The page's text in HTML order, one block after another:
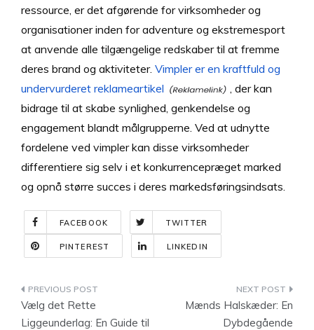
ressource, er det afgørende for virksomheder og
organisationer inden for adventure og ekstremesport
at anvende alle tilgængelige redskaber til at fremme
deres brand og aktiviteter. Vimpler er en kraftfuld og
undervurderet reklameartikel
, der kan
bidrage til at skabe synlighed, genkendelse og
engagement blandt målgrupperne. Ved at udnytte
fordelene ved vimpler kan disse virksomheder
differentiere sig selv i et konkurrencepræget marked
og opnå større succes i deres markedsføringsindsats.
FACEBOOK TWITTER
PINTEREST LINKEDIN
Indlægsnavigation
Vælg det Rette
Liggeunderlag: En Guide til
Mænds Halskæder: En
Dybdegående